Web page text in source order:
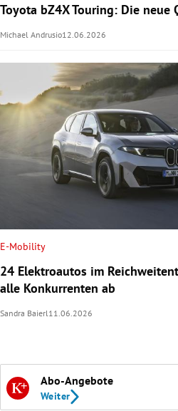
Toyota bZ4X Touring: Die neue
Michael Andrusio12.06.2026
E-Mobility
24 Elektroautos im
alle Konkurrenten ab
Sandra Baierl11.06.2026
Abo-Angebote
Weiter